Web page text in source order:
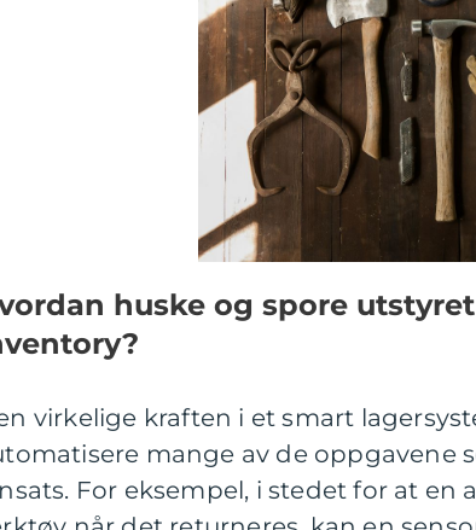
huske og spore
virkelige kraften i et smart
mange av de oppgavene
For eksempel, i stedet for at